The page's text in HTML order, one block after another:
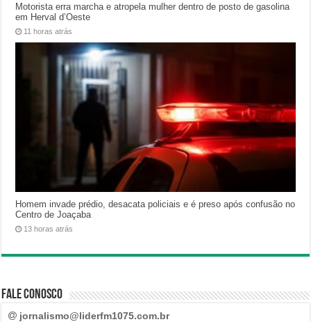
Motorista erra marcha e atropela mulher dentro de posto de gasolina
em Herval d’Oeste
11 horas atrás
Homem invade prédio, desacata policiais e é preso após confusão no
Centro de Joaçaba
13 horas atrás
Fale Conosco
jornalismo@liderfm1075.com.br